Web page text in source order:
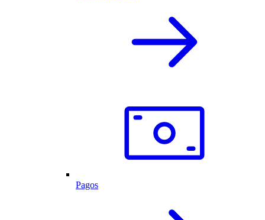
Pagos